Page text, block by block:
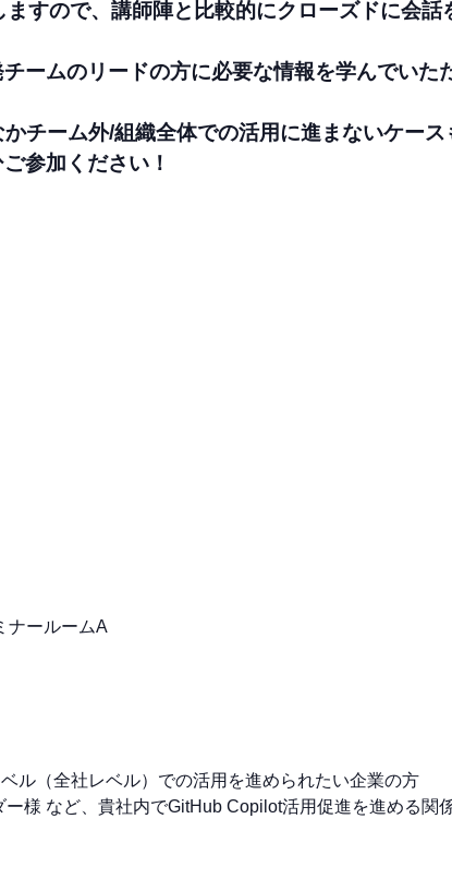
すので、講師陣と比較的にクローズドに会
ームのリードの方に必要な情報を学んでいた
チーム外/組織全体での活用に進まないケー
参加ください！
ナールームA
ル（全社レベル）での活用を進められたい企業の方
様 など、貴社内でGitHub Copilot活用促進を進める関